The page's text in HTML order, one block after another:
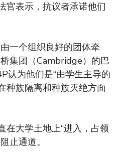
官表示，抗议者承诺他们
一个组织良好的团体牵
集团（Cambridge）的巴
认为他们是“由学生主导的
种族隔离和种族灭绝方面
在大学土地上“进入，占领
止通道。